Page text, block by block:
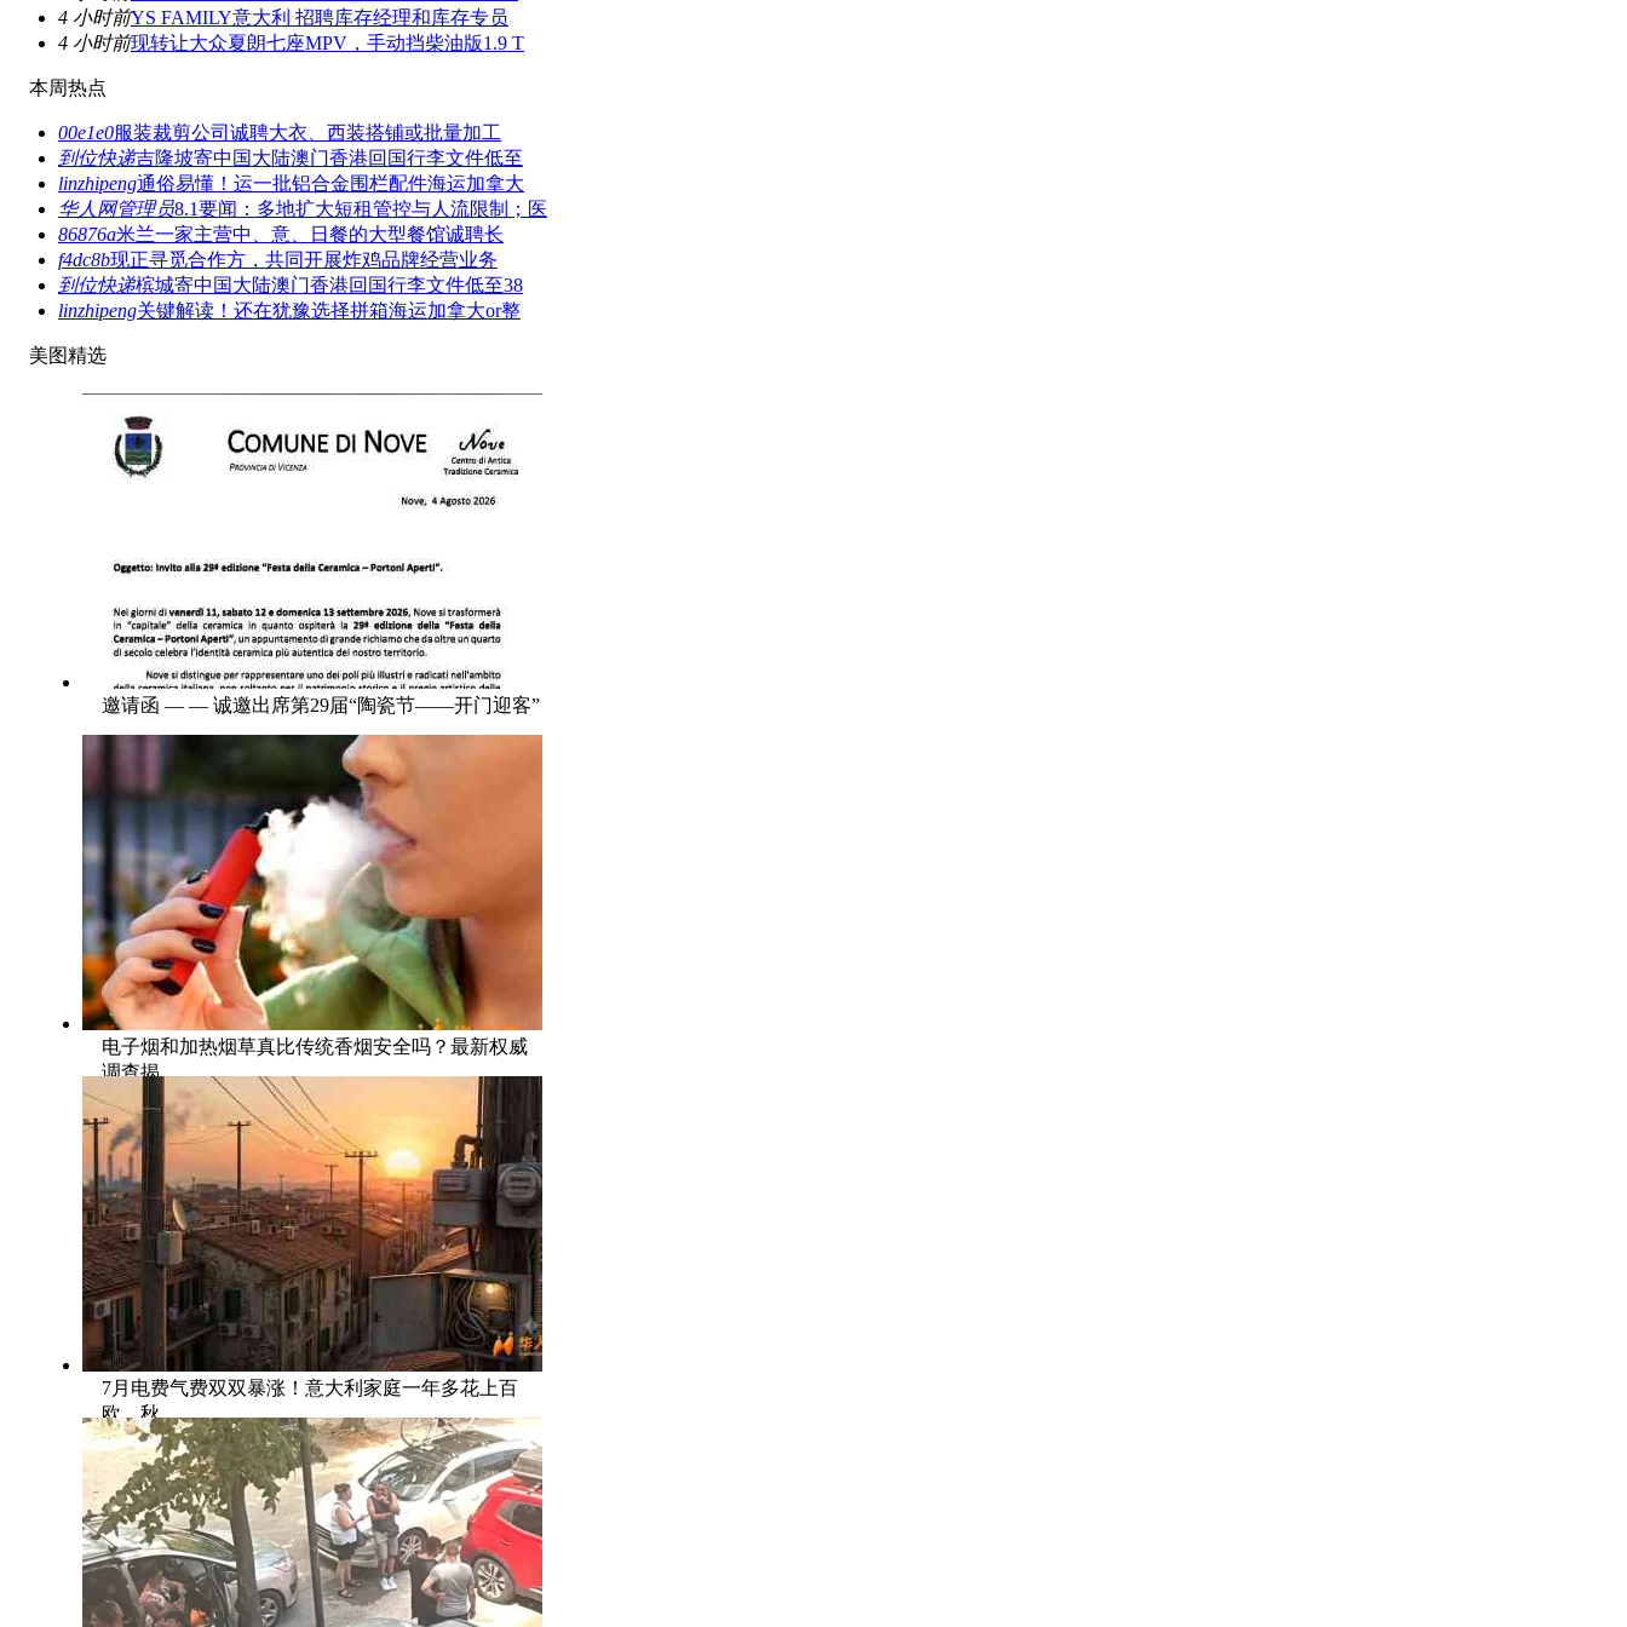
4 小时前YS FAMILY意大利 招聘库存经理和库存专员
4 小时前现转让大众夏朗七座MPV，手动挡柴油版1.9 T
本周热点
00e1e0服装裁剪公司诚聘大衣、西装搭铺或批量加工
到位快递吉隆坡寄中国大陆澳门香港回国行李文件低至
linzhipeng通俗易懂！运一批铝合金围栏配件海运加拿大
华人网管理员8.1要闻：多地扩大短租管控与人流限制；医
86876a米兰一家主营中、意、日餐的大型餐馆诚聘长
f4dc8b现正寻觅合作方，共同开展炸鸡品牌经营业务
到位快递槟城寄中国大陆澳门香港回国行李文件低至38
linzhipeng关键解读！还在犹豫选择拼箱海运加拿大or整
美图精选
邀请函 — — 诚邀出席第29届“陶瓷节——开门迎客”
电子烟和加热烟草真比传统香烟安全吗？最新权威
调查揭
7月电费气费双双暴涨！意大利家庭一年多花上百
欧，秋